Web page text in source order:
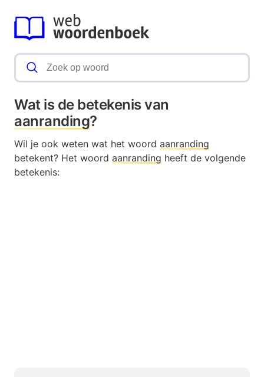
Wat is de betekenis van
aanranding?
Wil je ook weten wat het woord aanranding
betekent? Het woord aanranding heeft de volgende
betekenis: